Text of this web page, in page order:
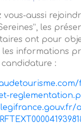
vous-aussi
les
ont pour
informations
: